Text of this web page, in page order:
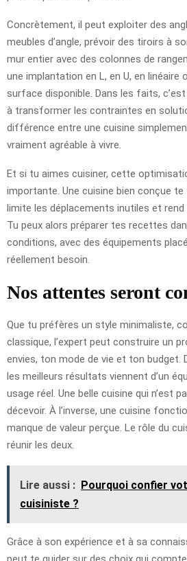
Concrètement, il peut exploiter des
meubles d’angle, prévoir des tiroirs à
mur entier avec des colonnes de
une implantation en L, en U, en linéaire
surface disponible. Dans les faits,
à transformer les contraintes en
différence entre une cuisine
vraiment agréable à vivre.
Et si tu aimes cuisiner, cette
importante. Une cuisine bien conçue
limite les déplacements inutiles et rend
Tu peux alors préparer tes recettes
conditions, avec des équipements
réellement besoin.
Nos attentes seront
Que tu préfères un style minimaliste,
classique, l’expert peut construire un
envies, ton mode de vie et ton budget.
les meilleurs résultats viennent d’un
usage réel. Une belle cuisine qui n’est
décevoir. À l’inverse, une cuisine
manque de valeur perçue. Le rôle du
réunir les deux.
Lire aussi : Pourquoi confier
cuisiniste ?
Grâce à son expérience et à sa